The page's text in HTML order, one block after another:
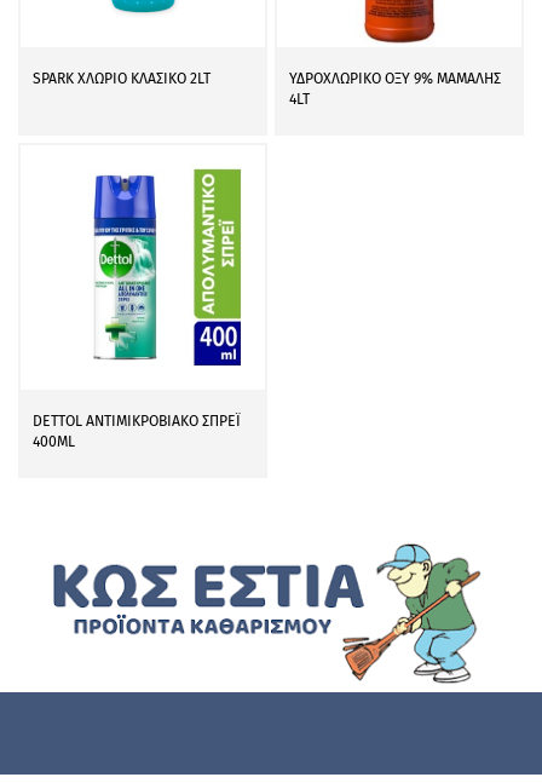
SPARK ΧΛΩΡΙΟ ΚΛΑΣΙΚΟ 2LT
ΥΔΡΟΧΛΩΡΙΚΟ ΟΞΥ 9% ΜΑΜΑΛΗΣ
4LT
DETTOL ΑΝΤΙΜΙΚΡΟΒΙΑΚΟ ΣΠΡΕΪ
400ML